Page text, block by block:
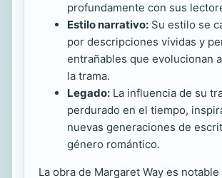
profundamente con sus
Estilo narrativo: Su estilo se
por descripciones vívidas y
entrañables que evolucionan
la trama.
Legado: La influencia de su
perdurado en el tiempo,
nuevas generaciones de
género romántico.
La obra de Margaret Way es